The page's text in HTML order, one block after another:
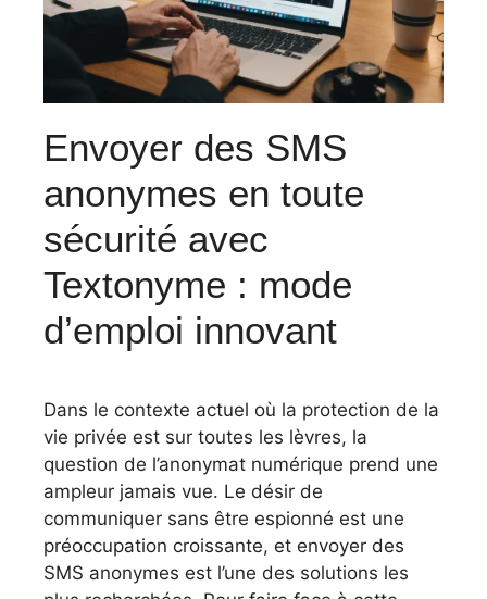
Envoyer des SMS
anonymes en toute
sécurité avec
Textonyme : mode
d’emploi innovant
Dans le contexte actuel où la protection de la
vie privée est sur toutes les lèvres, la
question de l’anonymat numérique prend une
ampleur jamais vue. Le désir de
communiquer sans être espionné est une
préoccupation croissante, et envoyer des
SMS anonymes est l’une des solutions les